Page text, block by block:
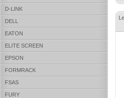
D-LINK
DELL
EATON
ELITE SCREEN
EPSON
FORMRACK
FSAS
FURY